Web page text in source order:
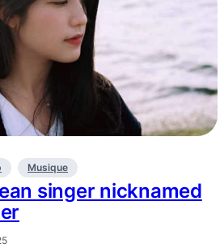
Musique
singer nicknamed